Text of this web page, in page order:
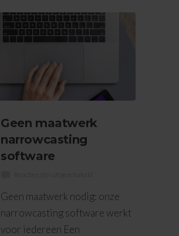
Geen maatwerk
narrowcasting
software
Geen maatwerk nodig: onze
narrowcasting software werkt
voor iedereen Een